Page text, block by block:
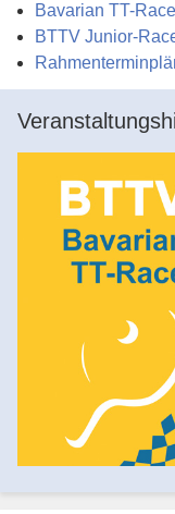
Bavarian TT-Race
BTTV Junior-